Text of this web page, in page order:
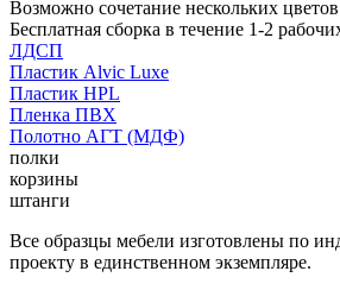
Возможно сочетание нескольких
Бесплатная сборка в течение 1-2
ЛДСП
Пластик Alvic Luxe
Пластик HPL
Пленка ПВХ
Полотно АГТ (МДФ)
полки
корзины
штанги
Все образцы мебели изготовлены по
проекту в единственном экземпляре.